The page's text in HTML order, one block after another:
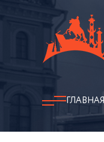
ГЛАВНАЯ